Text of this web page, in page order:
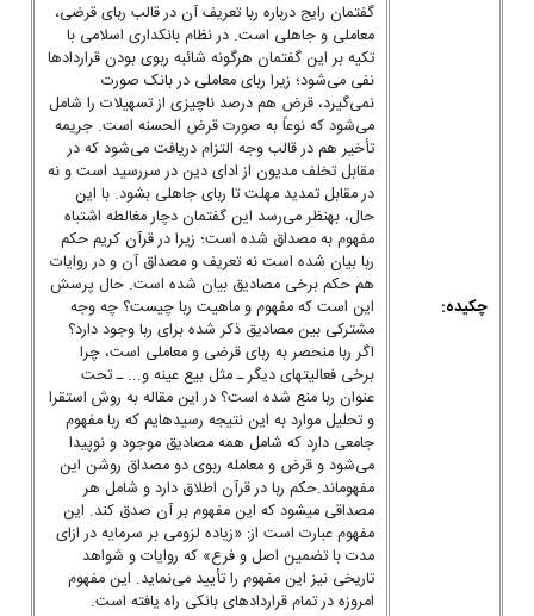
چکیده:
گفتمان رایج درباره ربا تعریف آن در قالب ربای قرضی،
معاملی و جاهلی است. در نظام بانکداری اسلامی با
تکیه بر این گفتمان هرگونه شائبه ربوی بودن قراردادها
نفی می‌شود؛ زیرا ربای معاملی در بانک صورت
نمی‌گیرد، قرض هم درصد ناچیزی از تسهیلات را شامل
می‌شود که نوعاً به­ صورت قرض ­الحسنه است. جریمه
تأخیر هم در قالب وجه التزام دریافت می‌شود که در
مقابل تخلف مدیون از ادای دین در سررسید است و نه
در مقابل تمدید مهلت تا ربای جاهلی بشود. با این
حال، به­نظر می‌رسد این گفتمان دچار مغالطه اشتباه
مفهوم به مصداق شده است؛ زیرا در قرآن کریم حکم
ربا بیان شده است نه تعریف و مصداق آن و در روایات
هم حکم برخی مصادیق بیان شده است. حال پرسش
این است که مفهوم و ماهیت ربا چیست؟ چه وجه
مشترکی بین مصادیق ذکر شده برای ربا وجود دارد؟
اگر ربا منحصر به ربای قرضی و معاملی است، چرا
برخی فعالیت­های دیگر ـ مثل بیع عینه و... ـ تحت
عنوان ربا منع شده است؟ در این مقاله به روش استقرا
و تحلیل موارد به این نتیجه رسیده­ایم که ربا مفهوم
جامعی دارد که شامل همه مصادیق موجود و نوپیدا
می‌شود و قرض و معامله ربوی دو مصداق روشن این
مفهوم­اند.حکم ربا در قرآن اطلاق دارد و شامل هر
مصداقی می­شود که این مفهوم بر آن صدق کند. این
مفهوم عبارت است از: «زیاده لزومی بر سرمایه در ازای
مدت با تضمین اصل و فرع» که روایات و شواهد
تاریخی نیز این مفهوم را تأیید می‌نماید. این مفهوم
امروزه در تمام قراردادهای بانکی راه یافته است.